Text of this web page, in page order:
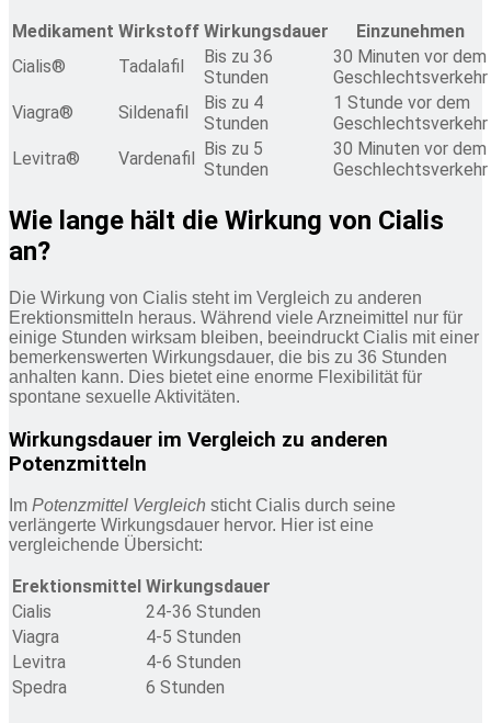
Medikament Wirkstoff Wirkungsdauer
Einzunehmen
Cialis®
Tadalafil
Bis zu 36
Stunden
30 Minuten vor dem
Geschlechtsverkehr
Viagra®
Sildenafil
Bis zu 4
Stunden
1 Stunde vor dem
Geschlechtsverkehr
Levitra®
Vardenafil Bis zu 5
Stunden
30 Minuten vor dem
Geschlechtsverkehr
Wie lange hält die Wirkung von Cialis
an?
Die Wirkung von Cialis steht im Vergleich zu anderen
Erektionsmitteln heraus. Während viele Arzneimittel nur für
einige Stunden wirksam bleiben, beeindruckt Cialis mit einer
bemerkenswerten Wirkungsdauer, die bis zu 36 Stunden
anhalten kann. Dies bietet eine enorme Flexibilität für
spontane sexuelle Aktivitäten.
Wirkungsdauer im Vergleich zu anderen
Potenzmitteln
Im Potenzmittel Vergleich sticht Cialis durch seine
verlängerte Wirkungsdauer hervor. Hier ist eine
vergleichende Übersicht:
Erektionsmittel Wirkungsdauer
Cialis
24-36 Stunden
Viagra
4-5 Stunden
Levitra
4-6 Stunden
Spedra
6 Stunden